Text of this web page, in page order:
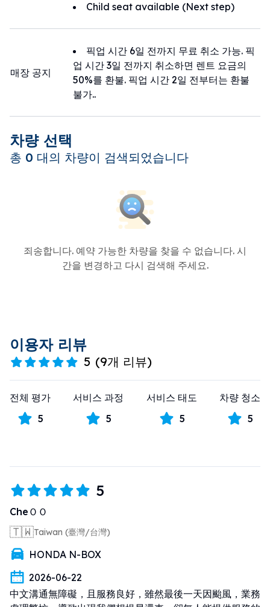
Child seat available (Next step)
매장 공지
픽업 시간 6일 전까지 무료 취소 가능. 픽
업 시간 3일 전까지 취소하면 렌트 요금의
50%를 환불. 픽업 시간 2일 전부터는 환불
불가..
차량 선택
총 0 대의 차량이 검색되었습니다
죄송합니다. 예약 가능한 차량을 찾을 수 없습니다. 시
간을 변경하고 다시 검색해 주세요.
이용자 리뷰
5 (9개 리뷰)
전체 평가
5
서비스 과정
5
서비스 태도
5
차량 청소
5
5
CheＯＯ
🇹🇼Taiwan (臺灣/台灣)
HONDA N-BOX
2026-06-22
中文溝通無障礙，且服務良好，雖然最後一天因颱風，業務